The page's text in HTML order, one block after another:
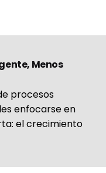
Menos
procesos
enfocarse en
el crecimiento